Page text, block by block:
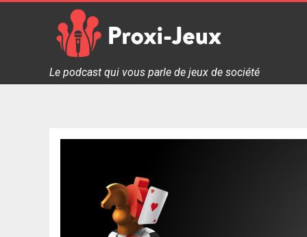
Proxi Jeux - Le podcast qui vous parle de jeux de
Le podcast qui vous parle de jeux de société